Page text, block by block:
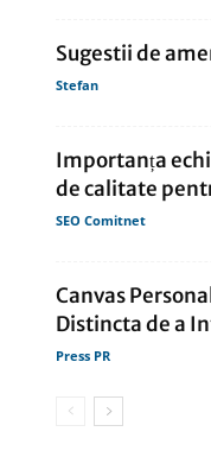
Sugestii de
Stefan
Importanța
de calitate
SEO Comitnet
Canvas
Distincta de a
Press PR